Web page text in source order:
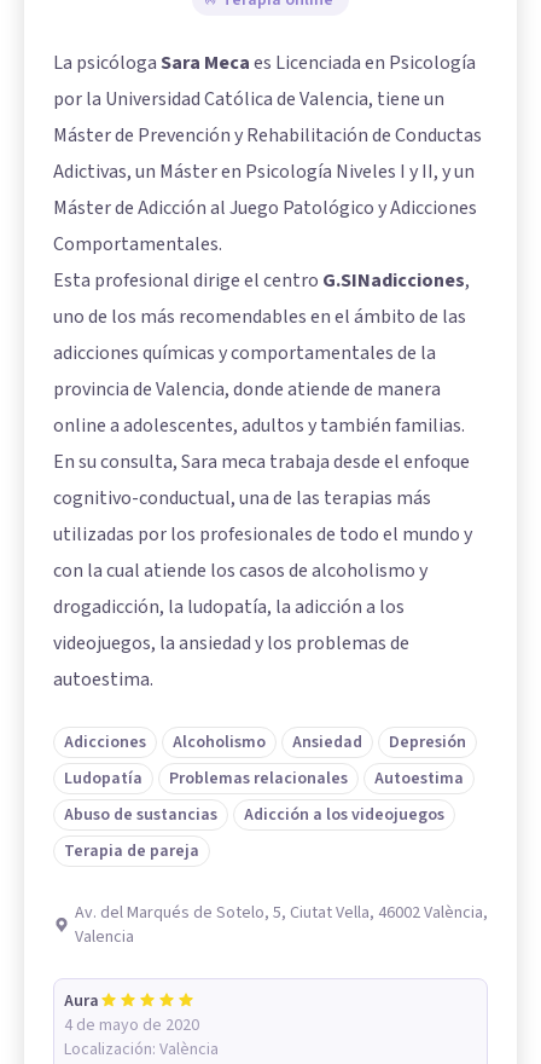
La psicólogaSara Mecaes Licenciada en Psicología
por la Universidad Católica de Valencia, tiene un
Máster de Prevención y Rehabilitación de Conductas
Adictivas, un Máster en Psicología Niveles I y II, y un
Máster de Adicción al Juego Patológico y Adicciones
Comportamentales.
Esta profesional dirige el centro G.SINadicciones,
uno de los más recomendables en el ámbito de las
adicciones químicas y comportamentales de la
provincia de Valencia, donde atiende de manera
online a adolescentes, adultos y también familias.
En su consulta, Sara meca trabaja desde el enfoque
cognitivo-conductual, una de las terapias más
utilizadas por los profesionales de todo el mundo y
con la cual atiende los casos de alcoholismo y
drogadicción, la ludopatía, la adicción a los
videojuegos, la ansiedad y los problemas de
autoestima.
Adicciones Alcoholismo Ansiedad
Depresión
Ludopatía
Problemas relacionales
Autoestima
Abuso de sustancias
Adicción a los videojuegos
Terapia de pareja
Av. del Marqués de Sotelo, 5, Ciutat Vella, 46002 València,
Valencia
Aura
4 de mayo de 2020
Localización: València